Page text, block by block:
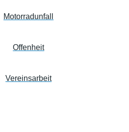
Motorradunfall
Offenheit
Vereinsarbeit